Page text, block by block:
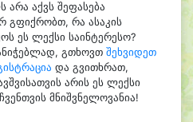
არა აქვს შეფასება
გფიქრობთ, რა ასაკის
ეს ლექსი საინტერესო?
გთხოვთ შეხვიდეთ
და გვითხრათ,
არის ეს ლექსი
მნიშვნელოვანია!